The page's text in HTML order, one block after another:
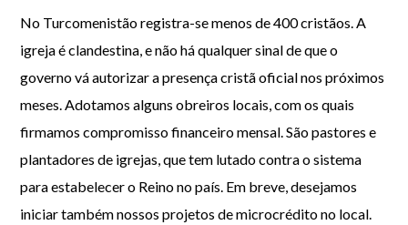
No Turcomenistão registra-se menos de 400 cristãos. A
igreja é clandestina, e não há qualquer sinal de que o
governo vá autorizar a presença cristã oficial nos próximos
meses. Adotamos alguns obreiros locais, com os quais
firmamos compromisso financeiro mensal. São pastores e
plantadores de igrejas, que tem lutado contra o sistema
para estabelecer o Reino no país. Em breve, desejamos
iniciar também nossos projetos de microcrédito no local.